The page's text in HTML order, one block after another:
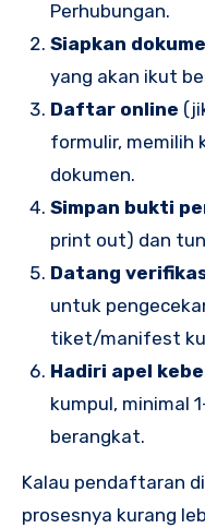
Perhubungan.
Siapkan
yang akan ikut
Daftar online
formulir, memilih
dokumen.
Simpan bukti
print out) dan
Datang
untuk
tiket/manifest
Hadiri apel
kumpul, minimal
berangkat.
Kalau pendaftaran
prosesnya kurang